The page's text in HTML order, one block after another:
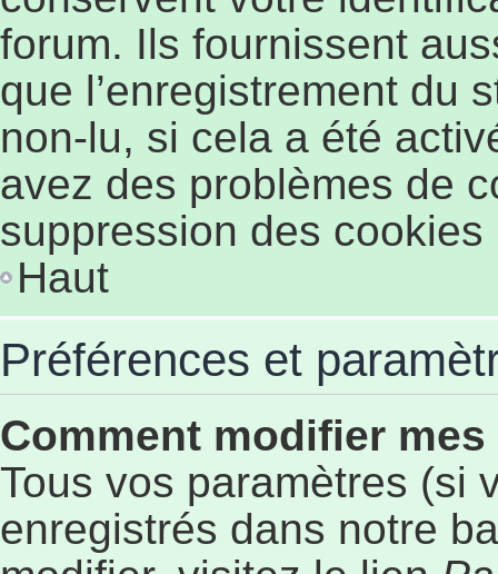
forum. Ils fournissent
que l’enregistrement du
non-lu, si cela a été
avez des problèmes de
suppression des
Haut
Préférences et
Comment modifier
Tous vos paramètres (si
enregistrés dans notre